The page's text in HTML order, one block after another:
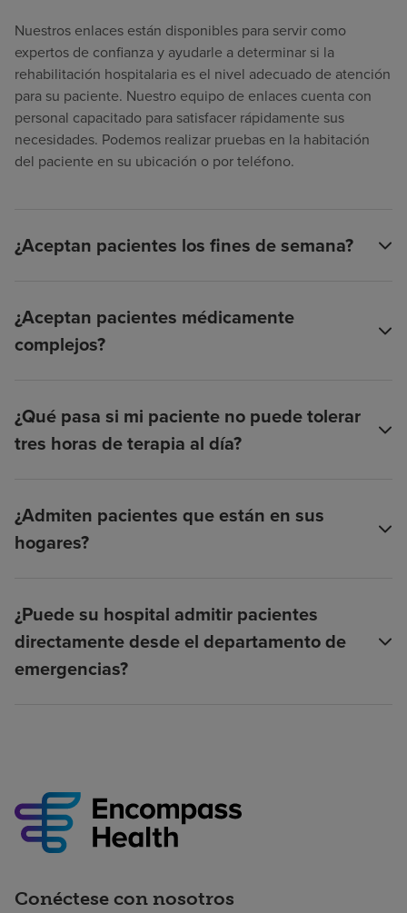
Nuestros enlaces están disponibles para servir como
expertos de confianza y ayudarle a determinar si la
rehabilitación hospitalaria es el nivel adecuado de atención
para su paciente. Nuestro equipo de enlaces cuenta con
personal capacitado para satisfacer rápidamente sus
necesidades. Podemos realizar pruebas en la habitación
del paciente en su ubicación o por teléfono.
¿Aceptan pacientes los fines de semana?
¿Aceptan pacientes médicamente
complejos?
¿Qué pasa si mi paciente no puede tolerar
tres horas de terapia al día?
¿Admiten pacientes que están en sus
hogares?
¿Puede su hospital admitir pacientes
directamente desde el departamento de
emergencias?
Conéctese con nosotros